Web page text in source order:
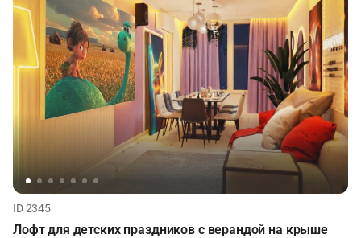
ID 2345
Лофт для детских праздников с верандой на крыше